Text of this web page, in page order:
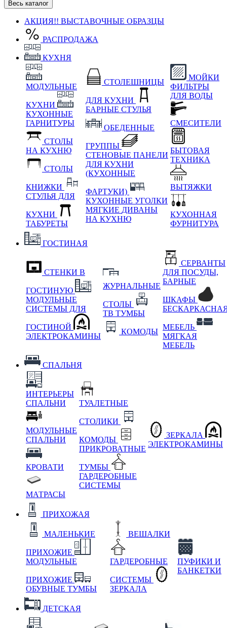
Весь каталог
АКЦИЯ!! ВЫСТАВОЧНЫЕ ОБРАЗЦЫ
РАСПРОДАЖА
КУХНЯ
МОДУЛЬНЫЕ
КУХНИ
КУХОННЫЕ
ГАРНИТУРЫ
СТОЛЫ
НА КУХНЮ
СТОЛЫ
КНИЖКИ
СТУЛЬЯ ДЛЯ
КУХНИ
ТАБУРЕТЫ
СТОЛЕШНИЦЫ
ДЛЯ КУХНИ
БАРНЫЕ СТУЛЬЯ
ОБЕДЕННЫЕ
ГРУППЫ
СТЕНОВЫЕ ПАНЕЛИ
ДЛЯ КУХНИ
(КУХОННЫЕ
ФАРТУКИ)
КУХОННЫЕ УГОЛКИ
МЯГКИЕ ДИВАНЫ
НА КУХНЮ
МОЙКИ
ФИЛЬТРЫ
ДЛЯ ВОДЫ
СМЕСИТЕЛИ
БЫТОВАЯ
ТЕХНИКА
ВЫТЯЖКИ
КУХОННАЯ
ФУРНИТУРА
ГОСТИНАЯ
СТЕНКИ В
ГОСТИНУЮ
МОДУЛЬНЫЕ
СИСТЕМЫ ДЛЯ
ГОСТИНОЙ
ЭЛЕКТРОКАМИНЫ
ЖУРНАЛЬНЫЕ
СТОЛЫ
ТВ ТУМБЫ
КОМОДЫ
СЕРВАНТЫ
ДЛЯ ПОСУДЫ,
БАРНЫЕ
ШКАФЫ
МЕБЕЛЬ
МЯГКАЯ
МЕБЕЛЬ
СПАЛЬНЯ
ИНТЕРЬЕРЫ
СПАЛЬНИ
МОДУЛЬНЫЕ
СПАЛЬНИ
КРОВАТИ
МАТРАСЫ
ТУАЛЕТНЫЕ
СТОЛИКИ
КОМОДЫ
ПРИКРОВАТНЫЕ
ТУМБЫ
ГАРДЕРОБНЫЕ
СИСТЕМЫ
ЗЕРКАЛА
ЭЛЕКТРОКАМИНЫ
ПРИХОЖАЯ
МАЛЕНЬКИЕ
ПРИХОЖИЕ
МОДУЛЬНЫЕ
ПРИХОЖИЕ
ОБУВНЫЕ ТУМБЫ
ВЕШАЛКИ
ГАРДЕРОБНЫЕ
СИСТЕМЫ
ЗЕРКАЛА
ПУФИКИ И
БАНКЕТКИ
ДЕТСКАЯ